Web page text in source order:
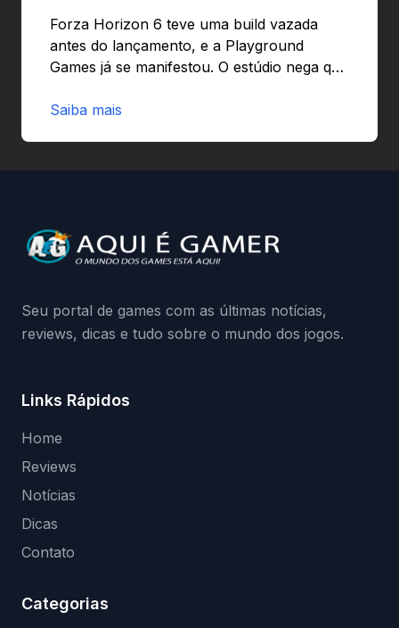
Forza Horizon 6 teve uma build vazada
antes do lançamento, e a Playground
Games já se manifestou. O estúdio nega que
preload e avisa que quem usar versões não
da Playground: negação do preload,
medidas contra acessos não autorizados
Saiba mais
Seu portal de games com as últimas notícias,
reviews, dicas e tudo sobre o mundo dos jogos.
Links Rápidos
Home
Reviews
Notícias
Dicas
Contato
Categorias